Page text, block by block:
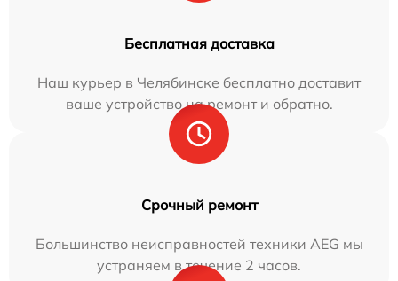
Бесплатная доставка
Наш курьер в Челябинске бесплатно доставит
ваше устройство на ремонт и обратно.
Срочный ремонт
Большинство неисправностей техники AEG мы
устраняем в течение 2 часов.